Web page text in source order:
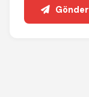
Gönder